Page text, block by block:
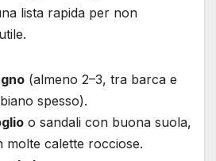
lista rapida per non
(almeno 2–3, tra barca e
spesso).
o sandali con buona suola,
molte calette rocciose.